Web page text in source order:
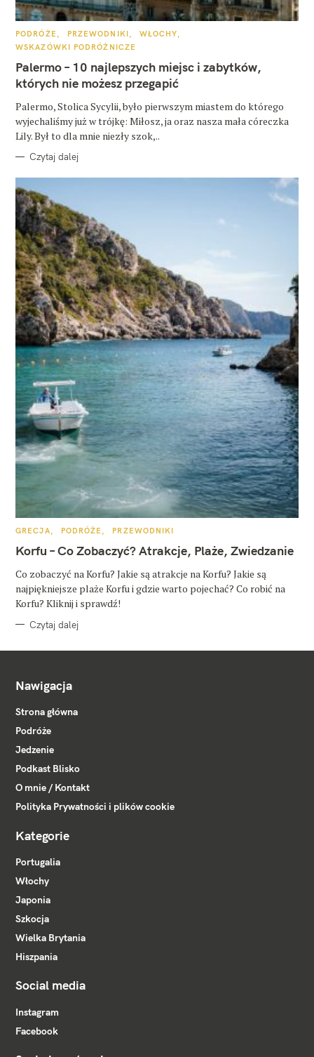
K
T
G
R
PODRÓŻE PRZEWODNIKI
WŁOCHY
WSKAZÓWKI PODRÓŻNICZE
Palermo – 10 najlepszych miejsc i zabytków,
których nie możesz przegapić
Palermo, Stolica Sycylii, było pierwszym miastem do którego
wyjechaliśmy już w trójkę: Miłosz, ja oraz nasza mała córeczka
Lily. Był to dla mnie niezły szok,..
Czytaj dalej
K
T
E
O
R
I
GRECJA PODRÓŻE PRZEWODNIKI
Korfu – Co Zobaczyć? Atrakcje, Plaże, Zwiedzanie
Co zobaczyć na Korfu? Jakie są atrakcje na Korfu? Jakie są
najpiękniejsze plaże Korfu i gdzie warto pojechać? Co robić na
Korfu? Kliknij i sprawdź!
Czytaj dalej
Nawigacja
Strona główna
Podróże
Jedzenie
Podkast Blisko
O mnie / Kontakt
Polityka Prywatności i plików cookie
Kategorie
Portugalia
Włochy
Japonia
Szkocja
Wielka Brytania
Hiszpania
Social media
Instagram
Facebook